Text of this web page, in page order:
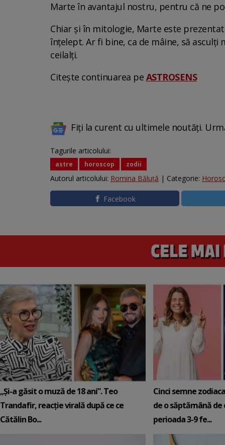
Marte în avantajul nostru, pentru că ne
Chiar și în mitologie, Marte este
înțelept. Ar fi bine, ca de mâine, să
ceilalți.
Citește continuarea pe ASTROSENS
Fiți la curent cu ultimele noutăți.
Tagurile articolului:
astre horoscop zodii
Autorul articolului: Romina Băluță | Categorie:
Facebook
„Și-a găsit o muză de 18 ani”. Teo
Trandafir, reacție virală după ce ce
Cătălin Bo...
Cinci semne
de o săptămână de
perioada 3-9 fe...